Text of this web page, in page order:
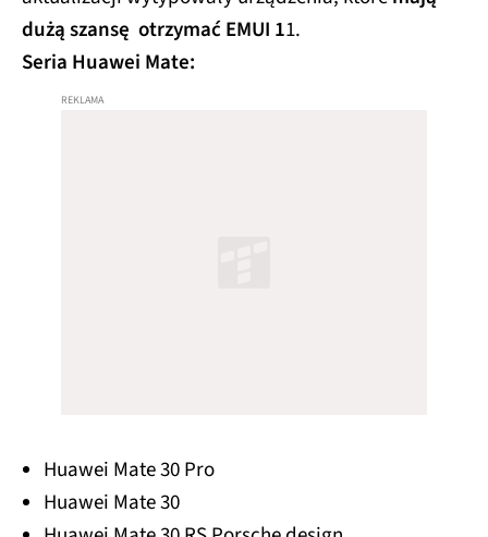
dużą szansę otrzymać EMUI 11.
Seria Huawei Mate:
Huawei Mate 30 Pro
Huawei Mate 30